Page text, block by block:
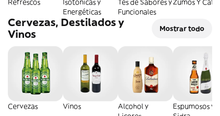
Refrescos
Isotónicas y
Energéticas
Tés de Sabores y
Funcionales
Zumos Y Cafés
Cervezas, Destilados y
Vinos
Mostrar todo
Cervezas Vinos
Alcohol y
Espumosos y